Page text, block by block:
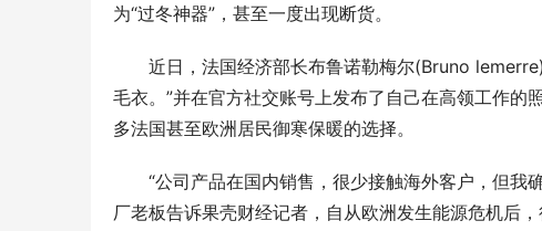
为“过冬神器”，甚至一度出现断货。
近日，法国经济部长布鲁诺勒梅尔(Bruno
毛衣。”并在官方社交账号上发布了自己在高领工作的
多法国甚至欧洲居民御寒保暖的选择。
“公司产品在国内销售，很少接触海外客户，但我
厂老板告诉果壳财经记者，自从欧洲发生能源危机后